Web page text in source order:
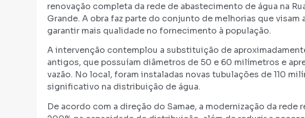
renovação completa da rede de abastecimento de água na
Grande. A obra faz parte do conjunto de melhorias que
garantir mais qualidade no fornecimento à população.
A intervenção contemplou a substituição de
antigos, que possuíam diâmetros de 50 e 60 milímetros e
vazão. No local, foram instaladas novas tubulações de 110
significativo na distribuição de água.
De acordo com a direção do Samae, a modernização da rede